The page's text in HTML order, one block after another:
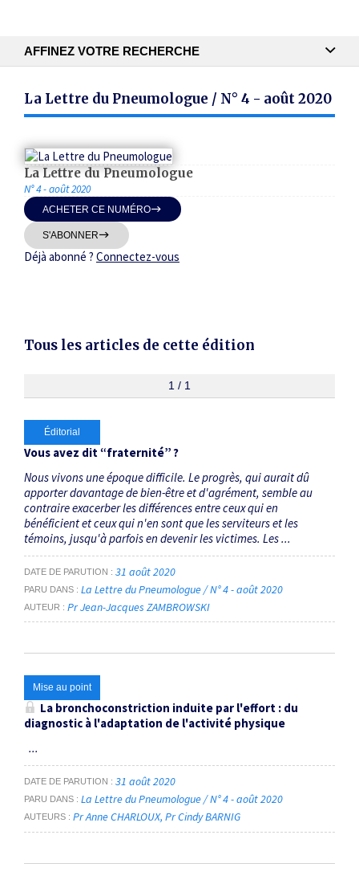
AFFINEZ VOTRE RECHERCHE
Publication
Thématiques
Dates
au
RECHERCHER
La Lettre du Pneumologue / N° 4 - août 2020
La Lettre du Pneumologue
N° 4 - août 2020
ACHETER CE NUMÉRO
S'ABONNER
Déjà abonné ? Connectez-vous
Tous les articles de cette édition
1 / 1
Éditorial
Vous avez dit “fraternité” ?
Nous vivons une époque difficile. Le progrès, qui aurait dû
apporter davantage de bien-être et d'agrément, semble au
contraire exacerber les différences entre ceux qui en
bénéficient et ceux qui n'en sont que les serviteurs et les
témoins, jusqu'à parfois en devenir les victimes. Les ...
DATE DE PARUTION 31 août 2020
PARU DANS La Lettre du Pneumologue / N° 4 - août 2020
AUTEUR Pr Jean-Jacques ZAMBROWSKI
Mise au point
La bronchoconstriction induite par l'effort : du
diagnostic à l'adaptation de l'activité physique
...
DATE DE PARUTION 31 août 2020
PARU DANS La Lettre du Pneumologue / N° 4 - août 2020
AUTEURS Pr Anne CHARLOUX Pr Cindy BARNIG